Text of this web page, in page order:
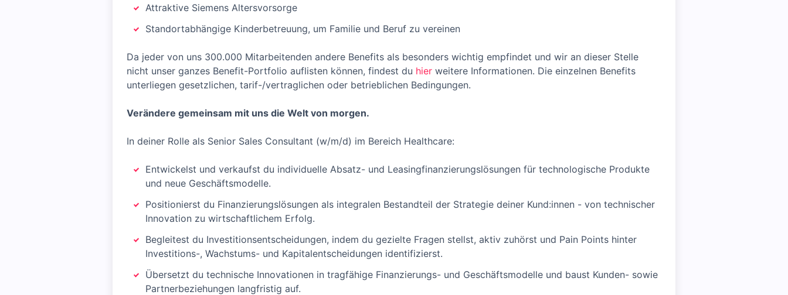
Attraktive Siemens Altersvorsorge
Standortabhängige Kinderbetreuung, um Familie und Beruf zu vereinen
Da jeder von uns 300.000 Mitarbeitenden andere Benefits als besonders wichtig empfindet und wir an dieser Stelle
nicht unser ganzes Benefit-Portfolio auflisten können, findest du hier weitere Informationen. Die einzelnen Benefits
unterliegen gesetzlichen, tarif-/vertraglichen oder betrieblichen Bedingungen.
Verändere gemeinsam mit uns die Welt von morgen.
In deiner Rolle als Senior Sales Consultant (w/m/d) im Bereich Healthcare:
Entwickelst und verkaufst du individuelle Absatz- und Leasingfinanzierungslösungen für technologische Produkte
und neue Geschäftsmodelle.
Positionierst du Finanzierungslösungen als integralen Bestandteil der Strategie deiner Kund:innen - von technischer
Innovation zu wirtschaftlichem Erfolg.
Begleitest du Investitionsentscheidungen, indem du gezielte Fragen stellst, aktiv zuhörst und Pain Points hinter
Investitions-, Wachstums- und Kapitalentscheidungen identifizierst.
Übersetzt du technische Innovationen in tragfähige Finanzierungs- und Geschäftsmodelle und baust Kunden- sowie
Partnerbeziehungen langfristig auf.